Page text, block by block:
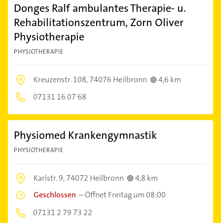
Donges Ralf ambulantes Therapie- u.
Rehabilitationszentrum, Zorn Oliver
Physiotherapie
PHYSIOTHERAPIE
Kreuzenstr. 108,74076 Heilbronn
4,6 km
07131 16 07 68
Physiomed Krankengymnastik
PHYSIOTHERAPIE
Karlstr. 9,74072 Heilbronn
4,8 km
Geschlossen –Öffnet Freitag um 08:00
07131 2 79 73 22